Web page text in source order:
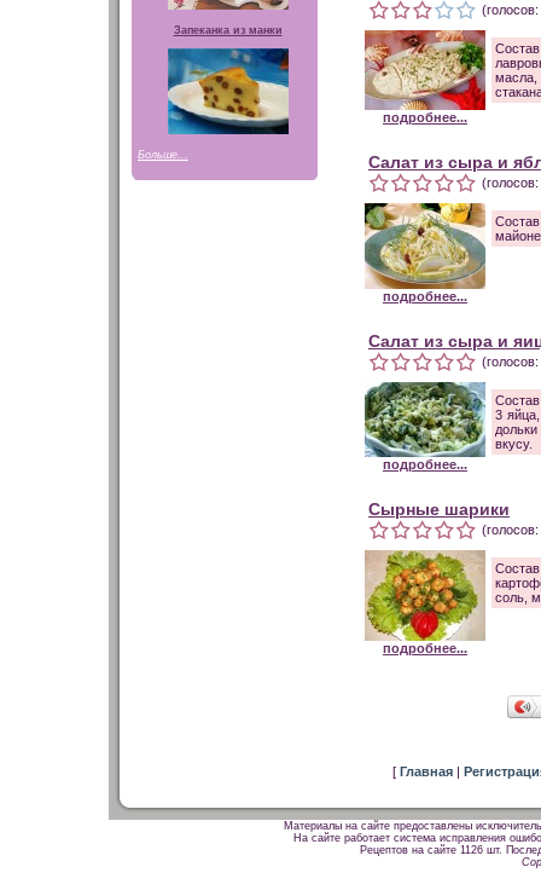
Запеканка из манки
Больше...
подробнее...
Салат из сыра и
подробнее...
Салат из сыра и
подробнее...
3
вкусу.
Сырные шарики
подробнее...
соль,
[ Главная |
Материалы на сайте предоставлены
На сайте работает система исправления
Рецептов на сайте 1126 шт.